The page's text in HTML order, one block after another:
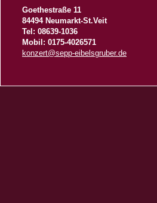
Goethestraße 11
84494 Neumarkt-St.Veit
Tel: 08639-1036
Mobil: 0175-4026571
konzert@sepp-eibelsgruber.de